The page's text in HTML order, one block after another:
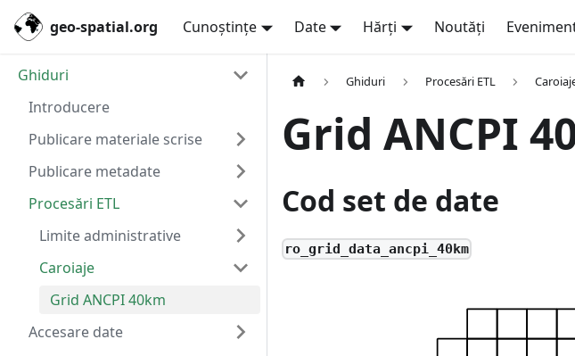
geo-spatial.org Cunoștințe Date Hărți Noutăți
Ghiduri
Introducere
Publicare materiale scrise
Publicare metadate
Procesări ETL
Limite administrative
Caroiaje
Grid ANCPI 40km
Accesare date
Ghiduri Procesări ETL
Grid ANCPI
Cod set de date
ro_grid_data_ancpi_40km